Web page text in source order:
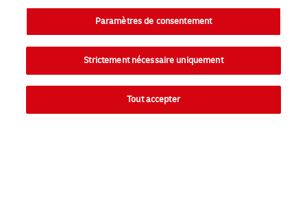
Procéder à un envoi
Paramètres de consentement
Strictement nécessaire uniquement
Tout accepter